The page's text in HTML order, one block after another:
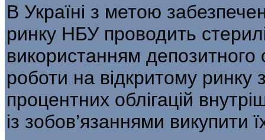
В Україні з метою
ринку НБУ проводить
використанням депозитного
роботи на відкритому ринку
процентних облігацій
із зобов’язаннями викупити